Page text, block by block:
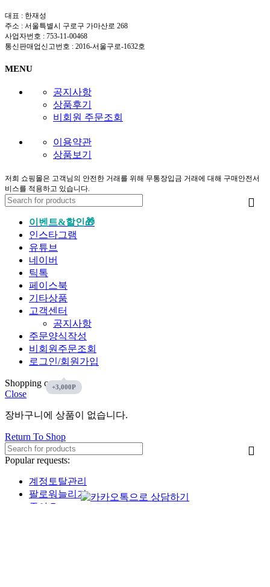
대표 : 한재성
주소 : 서울특별시 구로구 가마산로 268
사업자번호 : 753-11-00468
통신판매업신고번호 : 2016-서울구로-1632호
MENU
공지사항
상품후기
비회원 주문조회
이용약관
상품보기
저희 쇼핑몰은 고객님의 안전한 거래를 위해 무통장입금 거래에 대해 구매안전서
비스를 적용하고 있습니다.
이벤트&할인🎁
인스타그램
유튜브
네이버
틱톡
페이스북
기타상품
고객센터
공지사항
주문양식작성
비회원주문조회
로그인/회원가입
Shopping cart
Close
장바구니에 상품이 없습니다.
Return To Shop
Popular requests:
계정토탈관리
팔로워늘리기
좋아요